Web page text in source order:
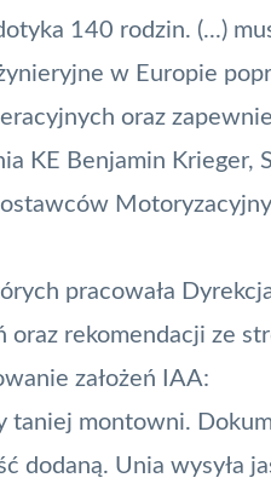
140 rodzin. (...)
w Europie
oraz
KE Benjamin Krieger,
pracowała
oraz rekomendacji ze
założeń IAA:
taniej montowni.
dodaną. Unia wysyła